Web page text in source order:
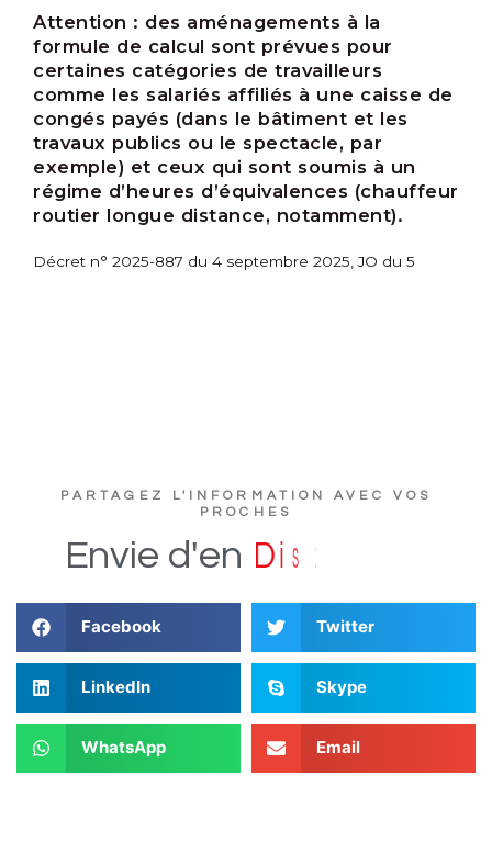
Attention : des aménagements à la
formule de calcul sont prévues pour
certaines catégories de travailleurs
comme les salariés affiliés à une caisse de
congés payés (dans le bâtiment et les
travaux publics ou le spectacle, par
exemple) et ceux qui sont soumis à un
régime d’heures d’équivalences (chauffeur
routier longue distance, notamment).
Décret n° 2025-887 du 4 septembre 2025, JO du 5
PARTAGEZ L'INFORMATION AVEC VOS
PROCHES
Envie d'en Di s c
Facebook Twitter
LinkedIn Skype
WhatsApp Email